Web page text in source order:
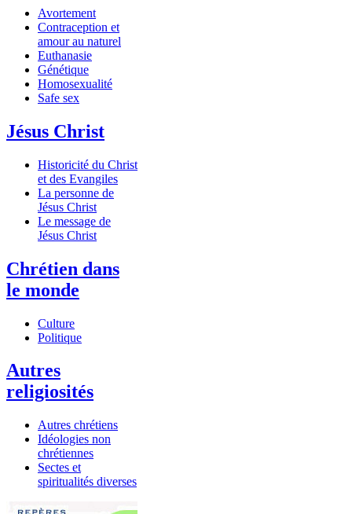
Avortement
Contraception et
amour au naturel
Euthanasie
Génétique
Homosexualité
Safe sex
Jésus Christ
Historicité du Christ
et des Evangiles
La personne de
Jésus Christ
Le message de
Jésus Christ
Chrétien dans
le monde
Culture
Politique
Autres
religiosités
Autres chrétiens
Idéologies non
chrétiennes
Sectes et
spiritualités diverses